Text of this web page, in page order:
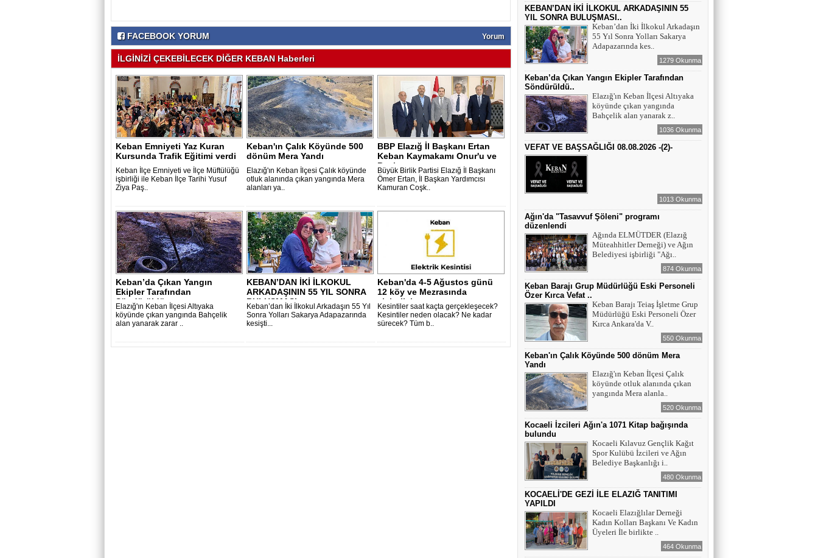
FACEBOOK YORUM Yorum
İLGİNİZİ ÇEKEBİLECEK DİĞER KEBAN Haberleri
Keban Emniyeti Yaz Kuran
Kursunda Trafik Eğitimi verdi
Keban İlçe Emniyeti ve İlçe Müftülüğü
işbirliği ile Keban İlçe Tarihi Yusuf
Ziya Paş..
Keban'ın Çalık Köyünde 500
dönüm Mera Yandı
Elazığ'ın Keban İlçesi Çalık köyünde
otluk alanında çıkan yangında Mera
alanları ya..
BBP Elazığ İl Başkanı Ertan
Keban Kaymakamı Onur'u ve
Başkan..
Büyük Birlik Partisi Elazığ İl Başkanı
Ömer Ertan, İl Başkan Yardımcısı
Kamuran Coşk..
Keban’da Çıkan Yangın
Ekipler Tarafından
Söndürüldü..
Elazığ'ın Keban İlçesi Altıyaka
köyünde çıkan yangında Bahçelik
alan yanarak zarar ..
KEBAN’DAN İKİ İLKOKUL
ARKADAŞININ 55 YIL SONRA
BULUŞMASI..
Keban’dan İki İlkokul Arkadaşın 55 Yıl
Sonra Yolları Sakarya Adapazarında
kesişti...
Keban'da 4-5 Ağustos günü
12 köy ve Mezrasında
elektrik k..
Kesintiler saat kaçta gerçekleşecek?
Kesintiler neden olacak? Ne kadar
sürecek? Tüm b..
Maral Rahmanzadeh - Azerbaycan'ın İlk
Profesyonel Kadın Ressamı
YAZAR - AV. ALİ DEMİR
TUTUKLAMA KARARI
YAZAR-ŞAİR MİRAÇ DOĞAN
Mavi Işık İnsanları
EĞİTİMCİ-YAZAR TUNER
YERLİKAYA
İNSANLAR İLE KONUŞURKEN YERE
BAKMAK
EĞİTİMCİ - YAZAR : MİDRAN YOKUŞ
DİKİLİ TAŞLAR - 8
KEBAN’DAN İKİ İLKOKUL ARKADAŞININ 55
YIL SONRA BULUŞMASI..
Keban’dan İki İlkokul Arkadaşın
55 Yıl Sonra Yolları Sakarya
Adapazarında kes..
1279 Okunma
Keban’da Çıkan Yangın Ekipler Tarafından
Söndürüldü..
Elazığ'ın Keban İlçesi Altıyaka
köyünde çıkan yangında
Bahçelik alan yanarak z..
1036 Okunma
VEFAT VE BAŞSAĞLIĞI 08.08.2026 -(2)-
1013 Okunma
Ağın'da "Tasavvuf Şöleni" programı
düzenlendi
Ağında ELMÜTDER (Elazığ
Müteahhitler Derneği) ve Ağın
Belediyesi işbirliği "Ağı..
874 Okunma
Keban Barajı Grup Müdürlüğü Eski Personeli
Özer Kırca Vefat ..
Keban Barajı Teiaş İşletme Grup
Müdürlüğü Eski Personeli Özer
Kırca Ankara'da V..
550 Okunma
Keban'ın Çalık Köyünde 500 dönüm Mera
Yandı
Elazığ'ın Keban İlçesi Çalık
köyünde otluk alanında çıkan
yangında Mera alanla..
520 Okunma
Kocaeli İzcileri Ağın'a 1071 Kitap bağışında
bulundu
Kocaeli Kılavuz Gençlik Kağıt
Spor Kulübü İzcileri ve Ağın
Belediye Başkanlığı i..
480 Okunma
KOCAELİ'DE GEZİ İLE ELAZIĞ TANITIMI
YAPILDI
Kocaeli Elazığlılar Derneği
Kadın Kolları Başkanı Ve Kadın
Üyeleri İle birlikte ..
464 Okunma